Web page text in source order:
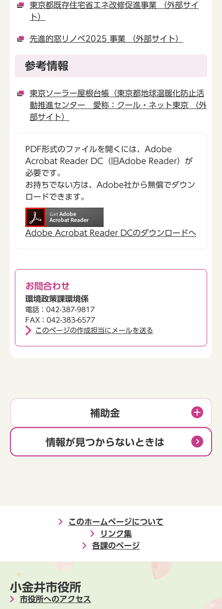
東京都既存住宅省エネ改修促進事業 （外部サイ
ト）
先進的窓リノベ2025 事業 （外部サイト）
参考情報
東京ソーラー屋根台帳（東京都地球温暖化防止活
動推進センター 愛称：クール・ネット東京 （外
部サイト）
PDF形式のファイルを開くには、Adobe
Acrobat Reader DC（旧Adobe Reader）が
必要です。
お持ちでない方は、Adobe社から無償でダウン
ロードできます。
Adobe Acrobat Reader DCのダウンロードへ
お問合わせ
環境政策課環境係
電話：042-387-9817
FAX：042-383-6577
このページの作成担当にメールを送る
補助金
情報が見つからないときは
このホームページについて
リンク集
各課のページ
小金井市役所
市役所へのアクセス